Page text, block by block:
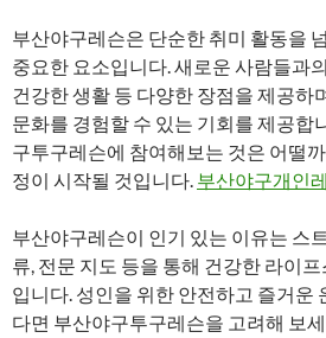
부산야구레슨은 단순한 취미 활동을
중요한 요소입니다. 새로운 사람들과
건강한 생활 등 다양한 장점을 제공하
문화를 경험할 수 있는 기회를 제공합
구투구레슨에 참여해보는 것은 어떨
정이 시작될 것입니다. 부산야구개인
부산야구레슨이 인기 있는 이유는 스
류, 전문 지도 등을 통해 건강한 라이
입니다. 성인을 위한 안전하고 즐거운
다면 부산야구투구레슨을 고려해 보